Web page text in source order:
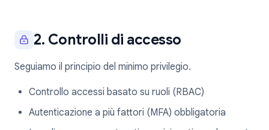
2. Controlli di accesso
Seguiamo il principio del minimo privilegio.
Controllo accessi basato su ruoli (RBAC)
Autenticazione a più fattori (MFA) obbligatoria